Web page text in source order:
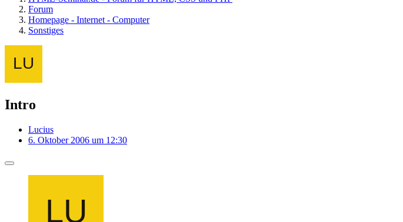
Forum
Homepage - Internet - Computer
Sonstiges
Intro
Lucius
6. Oktober 2006 um 12:30